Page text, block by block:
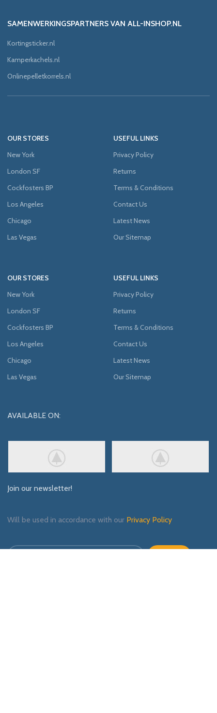
SAMENWERKINGSPARTNERS VAN ALL-INSHOP.NL
Kortingsticker.nl
Kamperkachels.nl
Onlinepelletkorrels.nl
OUR STORES
New York
London SF
Cockfosters BP
Los Angeles
Chicago
Las Vegas
USEFUL LINKS
Privacy Policy
Returns
Terms & Conditions
Contact Us
Latest News
Our Sitemap
OUR STORES
New York
London SF
Cockfosters BP
Los Angeles
Chicago
Las Vegas
USEFUL LINKS
Privacy Policy
Returns
Terms & Conditions
Contact Us
Latest News
Our Sitemap
AVAILABLE ON:
Join our newsletter!
Will be used in accordance with our Privacy Policy